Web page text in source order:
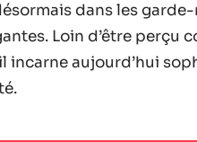
dans les
Loin d’être perçu
incarne aujourd’hui